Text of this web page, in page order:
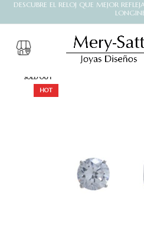
DESCUBRE EL RELOJ QUE MEJOR
SOLD OUT
HOT